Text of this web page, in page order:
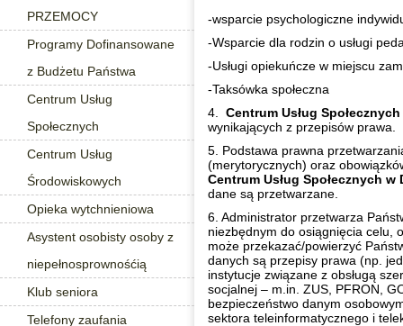
PRZEMOCY
Programy Dofinansowane
z Budżetu Państwa
Centrum Usług
Społecznych
Centrum Usług
Środowiskowych
Opieka wytchnieniowa
Asystent osobisty osoby z
niepełnosprownośćią
Klub seniora
Telefony zaufania
-wsparcie psychologiczne
-Wsparcie dla rodzin o usługi
-Usługi opiekuńcze w miejscu
-Taksówka społeczna
4. Centrum Usług
wynikających z przepisów prawa.
5. Podstawa prawna
(merytorycznych) oraz
Centrum Usług Społecznych
dane są przetwarzane.
6. Administrator przetwarza
niezbędnym do osiągnięcia celu,
może przekazać/powierzyć
danych są przepisy prawa (np.
instytucje związane z obsługą
socjalnej – m.in. ZUS, PFRON,
bezpieczeństwo danym
sektora teleinformatycznego i